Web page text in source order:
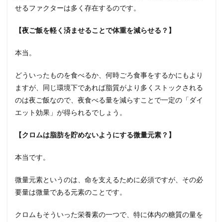
せるファクターは多く存在するのです。
【夜ご飯を軽く済ませることで体重を減らせる？】
本当。
どういったものを食べるか、何時ごろ食事をするかにもより
ますが、同じ環境下であれば脂質がより多くストックされる
のは夜ご飯なので、夜食べる量を減らすことで一定の「ダイ
エット効果」が得られるでしょう。
【クロムは脂肪を貯めないようにする微量元素？】
本当です。
微量元素というのは、命を支えるために必須ですが、その必
要量は微量である元素のことです。
クロムもそういった栄養素の一つで、特に体内の糖質の量を